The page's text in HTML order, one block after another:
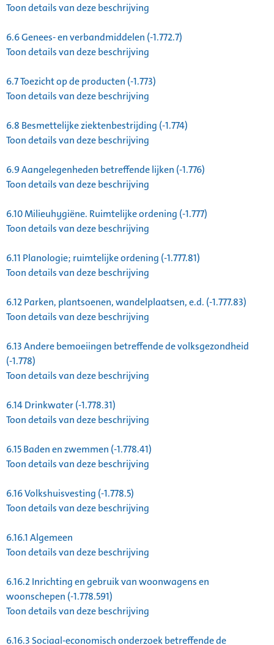
Toon details van deze beschrijving
6.6Genees- en verbandmiddelen (-1.772.7)
Toon details van deze beschrijving
6.7Toezicht op de producten (-1.773)
Toon details van deze beschrijving
6.8 Besmettelijke ziektenbestrijding (-1.774)
Toon details van deze beschrijving
6.9Aangelegenheden betreffende lijken (-1.776)
Toon details van deze beschrijving
6.10Milieuhygiëne. Ruimtelijke ordening (-1.777)
Toon details van deze beschrijving
6.11 Planologie; ruimtelijke ordening (-1.777.81)
Toon details van deze beschrijving
6.12Parken, plantsoenen, wandelplaatsen, e.d. (-1.777.83)
Toon details van deze beschrijving
6.13Andere bemoeiingen betreffende de volksgezondheid
(-1.778)
Toon details van deze beschrijving
6.14Drinkwater (-1.778.31)
Toon details van deze beschrijving
6.15Baden en zwemmen (-1.778.41)
Toon details van deze beschrijving
6.16Volkshuisvesting (-1.778.5)
Toon details van deze beschrijving
6.16.1Algemeen
Toon details van deze beschrijving
6.16.2Inrichting en gebruik van woonwagens en
woonschepen (-1.778.591)
Toon details van deze beschrijving
6.16.3 Sociaal-economisch onderzoek betreffende de